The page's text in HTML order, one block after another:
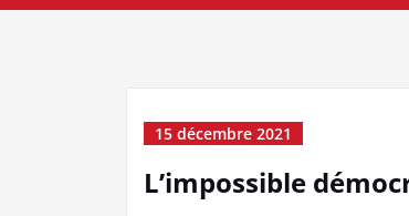
15 décembre 2021
L’impossible